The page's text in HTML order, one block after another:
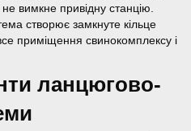
вимкне привідну станцію.
створює замкнуте кільце
приміщення свинокомплексу і
ланцюгово-